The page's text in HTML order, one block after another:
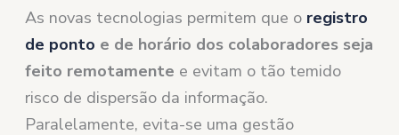
As novas tecnologias permitem que o registro
de ponto e de horário dos colaboradores seja
feito remotamente e evitam o tão temido
risco de dispersão da informação.
Paralelamente, evita-se uma gestão